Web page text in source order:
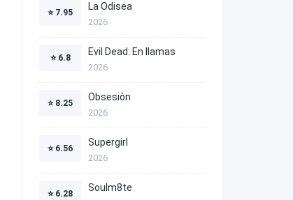
⭐ 7.95
La Odisea
2026
⭐ 6.8
Evil Dead: En llamas
2026
⭐ 8.25
Obsesión
2026
⭐ 6.56
Supergirl
2026
⭐ 6.28
Soulm8te